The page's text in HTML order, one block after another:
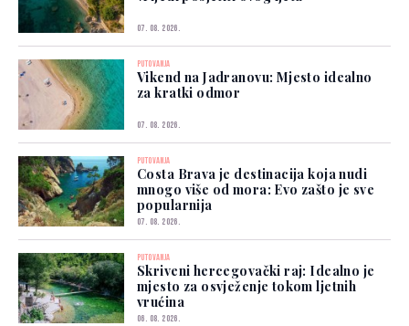
07. 08. 2026.
PUTOVANJA
Vikend na Jadranovu: Mjesto idealno
za kratki odmor
07. 08. 2026.
PUTOVANJA
Costa Brava je destinacija koja nudi
mnogo više od mora: Evo zašto je sve
popularnija
07. 08. 2026.
PUTOVANJA
Skriveni hercegovački raj: Idealno je
mjesto za osvježenje tokom ljetnih
vrućina
06. 08. 2026.